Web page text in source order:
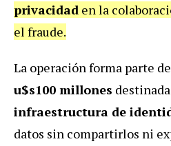
privacidad en la
el fraude.
La operación forma parte
u$s100 millones
infraestructura de
datos sin compartirlos ni